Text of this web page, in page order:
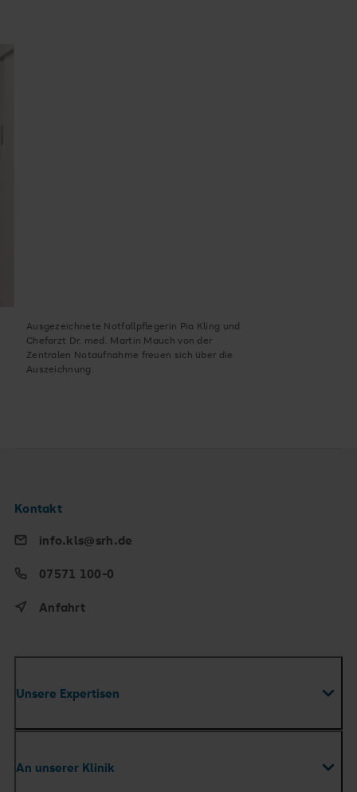
Ausgezeichnete Notfallpflegerin Pia Kling und
Chefarzt Dr. med. Martin Mauch von der
Zentralen Notaufnahme freuen sich über die
Auszeichnung.
Unsere Expertisen
Zentren
An unserer Klinik
Kontakt
info.kls@srh.de
07571 100-0
Anfahrt